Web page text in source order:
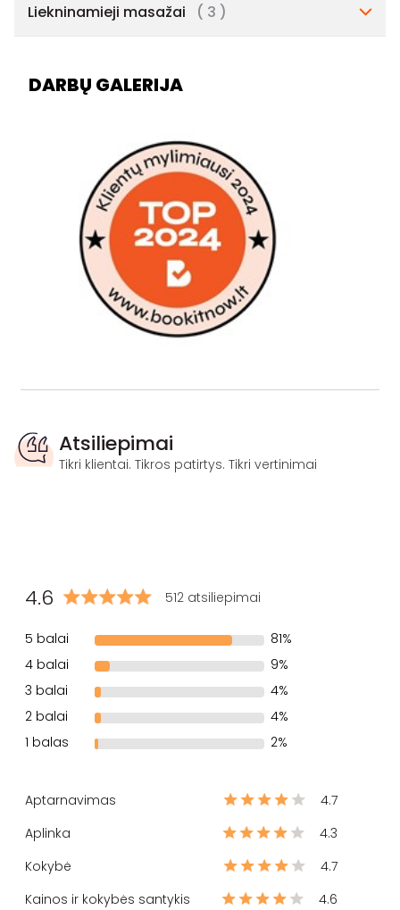
Liekninamieji masažai ( 3 )
DARBŲ GALERIJA
Atsiliepimai
Tikri klientai. Tikros patirtys. Tikri vertinimai
4.6 512 atsiliepimai
5 balai
81%
4 balai
9%
3 balai
4%
2 balai
4%
1 balas
2%
Aptarnavimas
4.7
Aplinka
4.3
Kokybė
4.7
Kainos ir kokybės santykis
4.6